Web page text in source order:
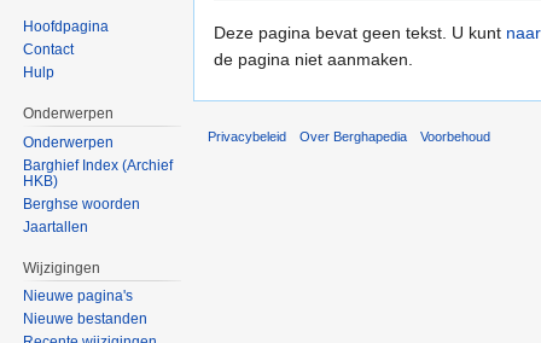
Deze pagina bevat geen tekst. U kunt
de pagina niet aanmaken.
Hoofdpagina
Contact
Hulp
Onderwerpen
Onderwerpen
Barghief Index (Archief
HKB)
Berghse woorden
Jaartallen
Wijzigingen
Nieuwe pagina's
Nieuwe bestanden
Privacybeleid Over Berghapedia Voorbehoud